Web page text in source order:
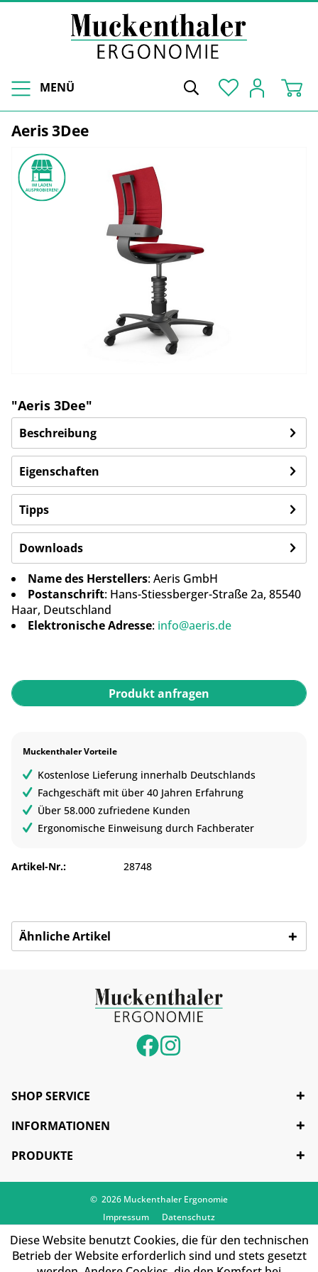
MENÜ
Aeris 3Dee
"Aeris 3Dee"
Beschreibung
Eigenschaften
Tipps
Downloads
Name des Herstellers: Aeris GmbH
Postanschrift: Hans-Stiessberger-Straße 2a, 85540
Haar, Deutschland
Elektronische Adresse: info@aeris.de
Produkt anfragen
Muckenthaler Vorteile
Kostenlose Lieferung innerhalb Deutschlands
Fachgeschäft mit über 40 Jahren Erfahrung
Über 58.000 zufriedene Kunden
Ergonomische Einweisung durch Fachberater
Artikel-Nr.: 28748
Ähnliche Artikel
SHOP SERVICE
INFORMATIONEN
PRODUKTE
© 2026 Muckenthaler Ergonomie
Impressum
Datenschutz
Diese Website benutzt Cookies, die für den technischen
Betrieb der Website erforderlich sind und stets gesetzt